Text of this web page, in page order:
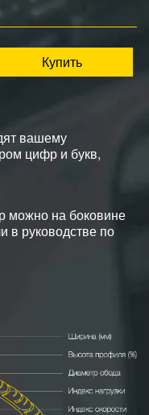
Купить
вашему
цифр и букв,
можно на боковине
в руководстве по